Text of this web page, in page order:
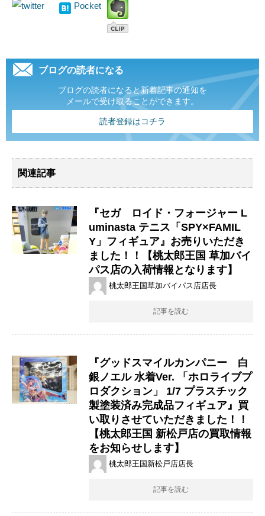
Pocket
ブログの読者になる
ブログの読者になると新着記事の通知を
メールで受け取ることができます。
読者登録はコチラ
関連記事
『セガ ロイド・フォージャー L
uminasta テニス「SPY×FAMIL
Y」フィギュア』お売りいただき
ました！！【桃太郎王国 草加バイ
パス店の入荷情報となります】
桃太郎王国草加バイパス店店長
記事を読む
『グッドスマイルカンパニー 白
銀ノエル ​水着Ver. ​「ホロライブプ
ロダクション」 ​1/7 ​プラスチック
製塗装済み完成品フィギュア』買
い取りさせていただきました！！
【桃太郎王国 新松戸店の買取情報
をお知らせします】
桃太郎王国新松戸店店長
記事を読む